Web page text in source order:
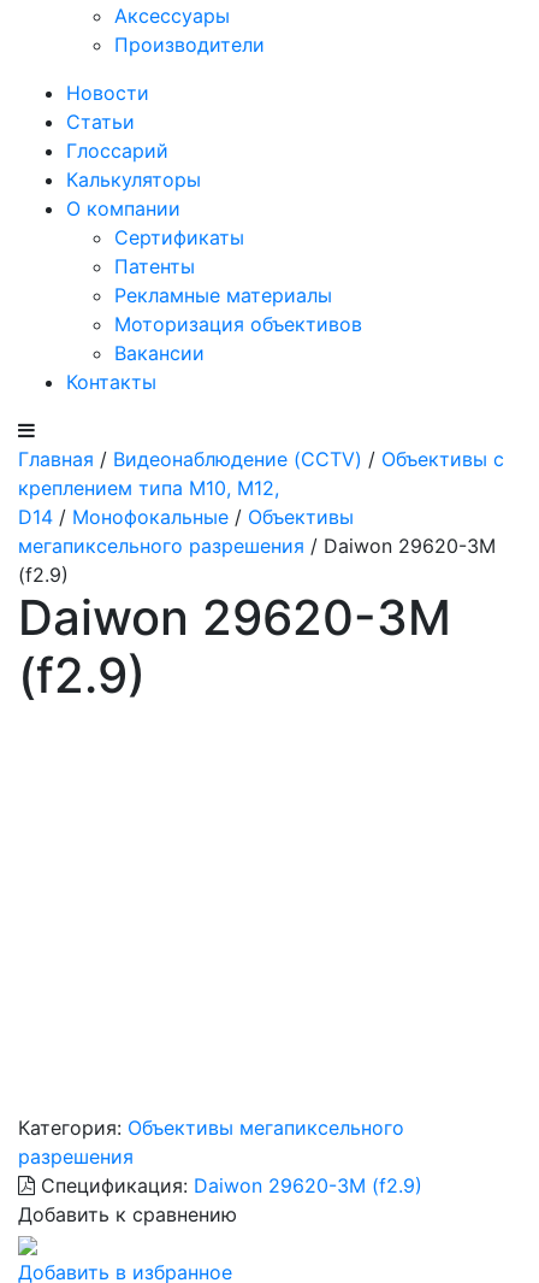
Аксессуары
Производители
Новости
Статьи
Глоссарий
Калькуляторы
О компании
Сертификаты
Патенты
Рекламные материалы
Моторизация объективов
Вакансии
Контакты
Главная / Видеонаблюдение (CCTV) / Объективы с
креплением типа M10, M12,
D14 / Монофокальные / Объективы
мегапиксельного разрешения / Daiwon 29620-3M
(f2.9)
Daiwon 29620-3M
(f2.9)
Категория: Объективы мегапиксельного
разрешения
Спецификация: Daiwon 29620-3M (f2.9)
Добавить к сравнению
Добавить в избранное